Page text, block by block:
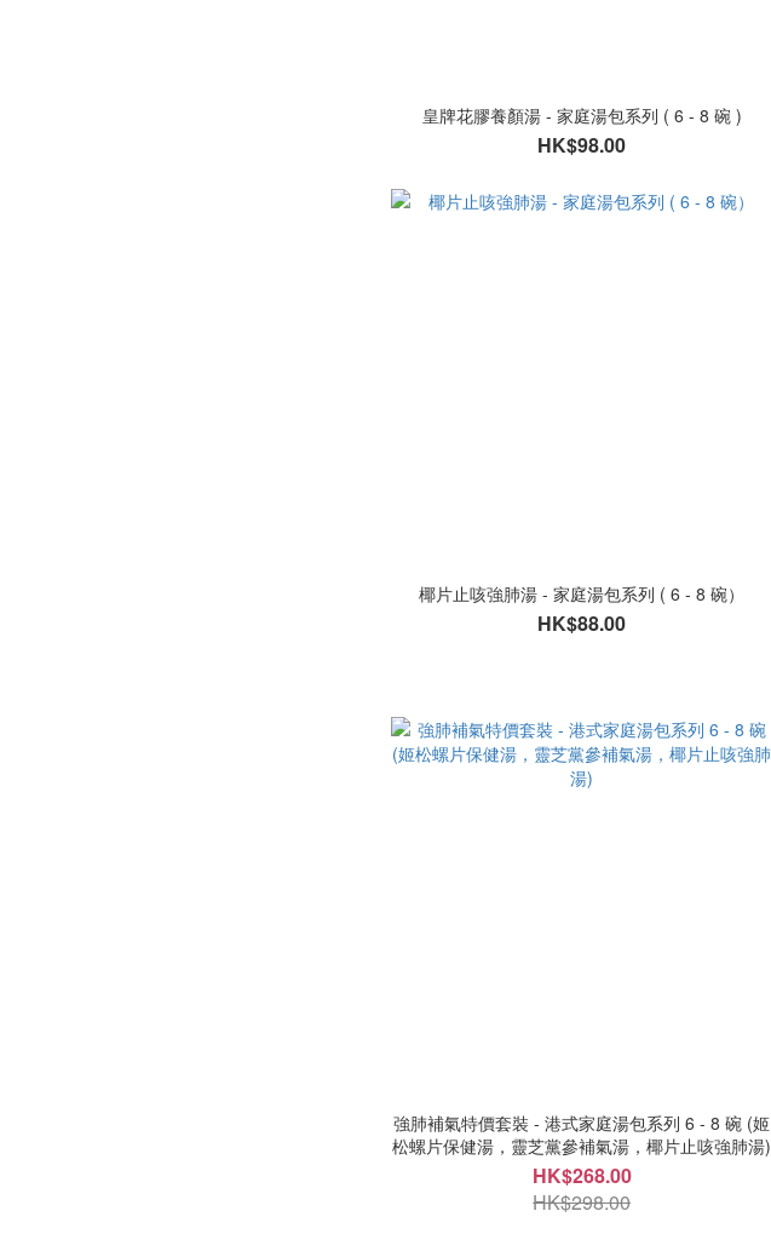
皇牌花膠養顏湯 - 家庭湯包系列 ( 6 - 8 碗 )
HK$98.00
椰片止咳強肺湯 - 家庭湯包系列 ( 6 - 8 碗）
HK$88.00
強肺補氣特價套裝 - 港式家庭湯包系列 6 - 8 碗 (姬
松螺片保健湯，靈芝黨參補氣湯，椰片止咳強肺湯)
HK$268.00
HK$298.00